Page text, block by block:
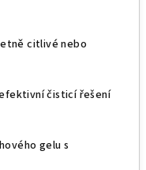
citlivé nebo
čisticí řešení
gelu s